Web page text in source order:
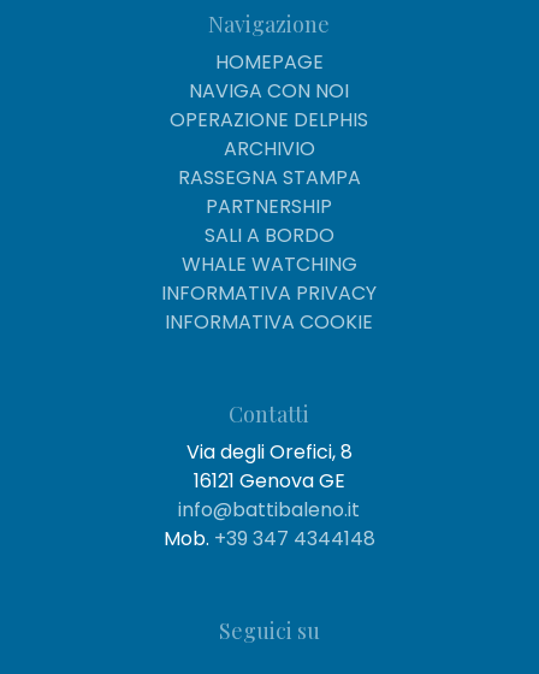
Navigazione
HOMEPAGE
NAVIGA CON NOI
OPERAZIONE DELPHIS
ARCHIVIO
RASSEGNA STAMPA
PARTNERSHIP
SALI A BORDO
WHALE WATCHING
INFORMATIVA PRIVACY
INFORMATIVA COOKIE
Contatti
Via degli Orefici, 8
16121 Genova GE
info@battibaleno.it
Mob. +39 347 4344148
Seguici su